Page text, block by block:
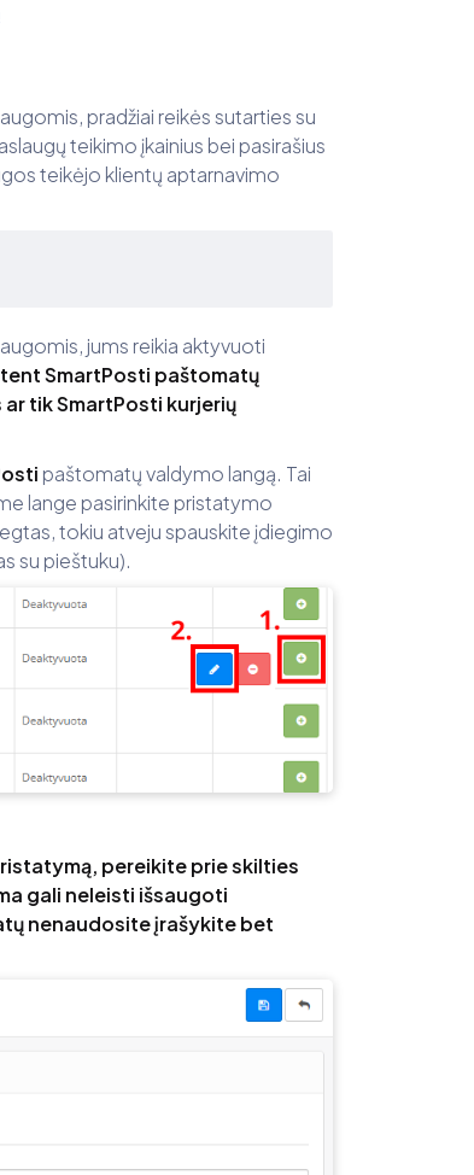
pradžiai reikės sutarties su
teikimo įkainius bei pasirašius
teikėjo klientų aptarnavimo
jums reikia aktyvuoti
SmartPosti paštomatų
tik SmartPosti kurjerių
paštomatų valdymo langą. Tai
lange pasirinkite pristatymo
tokiu atveju spauskite įdiegimo
su pieštuku).
pereikite prie skilties
gali neleisti išsaugoti
nenaudosite įrašykite bet